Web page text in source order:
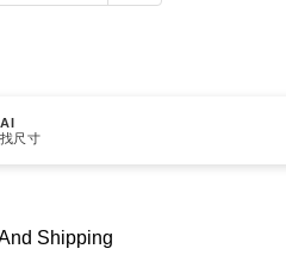
AI
找尺寸
Shipping